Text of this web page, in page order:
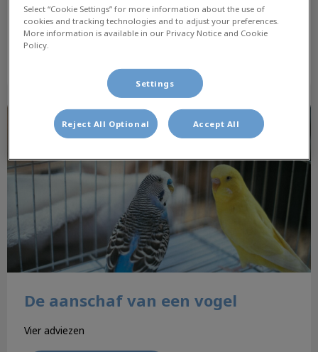
Naar vijf meilaan 7
Lees hier meer over
De aanschaf van een vogel
De aanschaf van een vogel
Vier adviezen
Select “Cookie Settings” for more information about the use of
cookies and tracking technologies and to adjust your preferences.
More information is available in our Privacy Notice and Cookie
Policy.
Settings
Reject All Optional Accept All